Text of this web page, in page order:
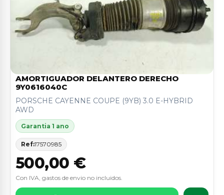
AMORTIGUADOR DELANTERO DERECHO
9Y0616040C
PORSCHE CAYENNE COUPE (9YB) 3.0 E-HYBRID
AWD
Garantia 1 ano
Ref:17570985
500,00 €
Con IVA, gastos de envio no incluidos.